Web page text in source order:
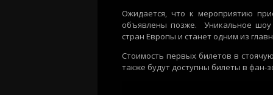
Ожидается, что к мероприятию
объявлены позже. Уникальное шоу
стран Европы и станет одним из
Стоимость первых билетов в
также будут доступны билеты в фан-